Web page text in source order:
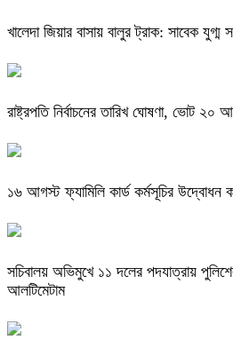
খালেদা জিয়ার বাসায় বালুর ট্রাক: সাবেক যুগ্ম
রাষ্ট্রপতি নির্বাচনের তারিখ ঘোষণা, ভোট ২০
১৬ আগস্ট ফ্যামিলি কার্ড কর্মসূচির উদ্বোধন
সচিবালয় অভিমুখে ১১ দলের পদযাত্রায়
আলটিমেটাম